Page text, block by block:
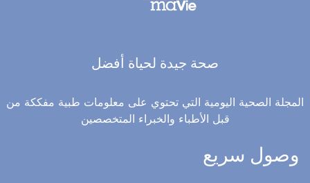
صحة جيدة لحياة أفضل
المجلة الصحية اليومية التي تحتوي على معلومات طبية مفككة من
قبل الأطباء والخبراء المتخصصين
وصول سريع